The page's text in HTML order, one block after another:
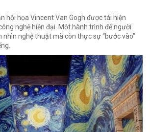
hội họa Vincent Van Gogh được tái hiện
nghệ hiện đại. Một hành trình để người
nghệ thuật mà còn thực sự “bước vào”